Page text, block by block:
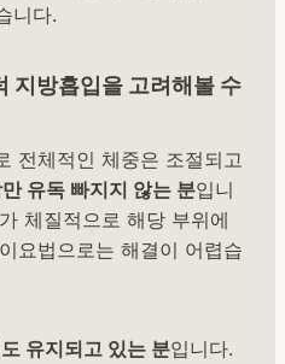
니다.
지방흡입을 고려해볼 수
전체적인 체중은 조절되고
유독 빠지지 않는 분입니
체질적으로 해당 부위에
요법으로는 해결이 어렵습
유지되고 있는 분입니다.